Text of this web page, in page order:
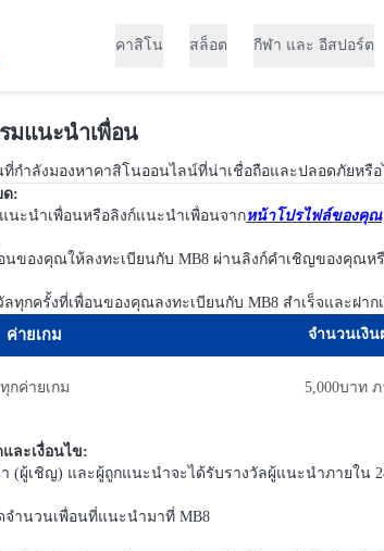
คาสิโน สล็อต กีฬา และ อีสปอร์ต
มแนะนำเพื่อน
กำลังมองหาคาสิโนออนไลน์ที่น่าเชื่อถือและปลอดภัยหรือ
ด:
นะนำเพื่อนหรือลิงก์แนะนำเพื่อนจากหน้าโปรไฟล์ของคุณ
นของคุณให้ลงทะเบียนกับ MB8 ผ่านลิงก์คำเชิญของคุณห
ลทุกครั้งที่เพื่อนของคุณลงทะเบียนกับ MB8 สำเร็จและฝา
ค่ายเกม จำนวนเงิ
ทุกค่ายเกม 5,000บาท
ละเงื่อนไข:
(ผู้เชิญ) และผู้ถูกแนะนำจะได้รับรางวัลผู้แนะนำภายใน
จำนวนเพื่อนที่แนะนำมาที่ MB8